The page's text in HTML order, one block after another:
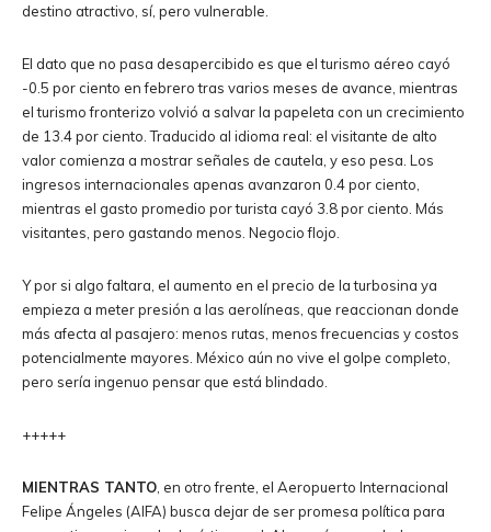
destino atractivo, sí, pero vulnerable.
El dato que no pasa desapercibido es que el turismo aéreo cayó
-0.5 por ciento en febrero tras varios meses de avance, mientras
el turismo fronterizo volvió a salvar la papeleta con un crecimiento
de 13.4 por ciento. Traducido al idioma real: el visitante de alto
valor comienza a mostrar señales de cautela, y eso pesa. Los
ingresos internacionales apenas avanzaron 0.4 por ciento,
mientras el gasto promedio por turista cayó 3.8 por ciento. Más
visitantes, pero gastando menos. Negocio flojo.
Y por si algo faltara, el aumento en el precio de la turbosina ya
empieza a meter presión a las aerolíneas, que reaccionan donde
más afecta al pasajero: menos rutas, menos frecuencias y costos
potencialmente mayores. México aún no vive el golpe completo,
pero sería ingenuo pensar que está blindado.
+++++
MIENTRAS TANTO , en otro frente, el Aeropuerto Internacional
Felipe Ángeles (AIFA) busca dejar de ser promesa política para